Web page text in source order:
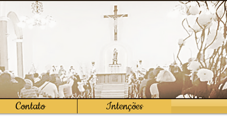
Contato Intenções